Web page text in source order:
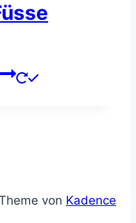
Dieses
Optionen
von Kadence